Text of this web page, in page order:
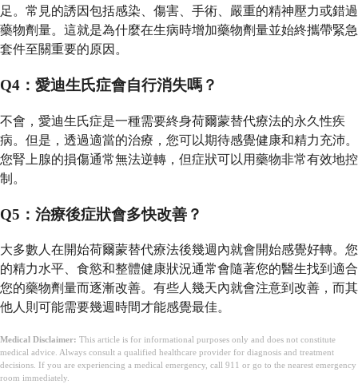
足。常見的誘因包括感染、傷害、手術、嚴重的精神壓力或錯過
藥物劑量。這就是為什麼在生病時增加藥物劑量並始終攜帶緊急
套件至關重要的原因。
Q4：愛迪生氏症會自行消失嗎？
不會，愛迪生氏症是一種需要終身荷爾蒙替代療法的永久性疾
病。但是，透過適當的治療，您可以期待感覺健康和精力充沛。
您腎上腺的損傷通常無法逆轉，但症狀可以用藥物非常有效地控
制。
Q5：治療後症狀會多快改善？
大多數人在開始荷爾蒙替代療法後幾週內就會開始感覺好轉。您
的精力水平、食慾和整體健康狀況通常會隨著您的醫生找到適合
您的藥物劑量而逐漸改善。有些人幾天內就會注意到改善，而其
他人則可能需要幾週時間才能感覺最佳。
Medical Disclaimer: This article is for informational purposes only and does not constitute
medical advice. Always consult a qualified healthcare provider for diagnosis and treatment
decisions. If you are experiencing a medical emergency, call 911 or go to the nearest emergency
room immediately.